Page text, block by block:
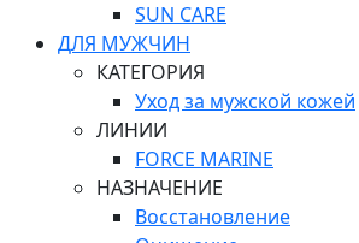
SUN CARE
ДЛЯ МУЖЧИН
КАТЕГОРИЯ
Уход за мужской кожей
ЛИНИИ
FORCE MARINE
НАЗНАЧЕНИЕ
Восстановление